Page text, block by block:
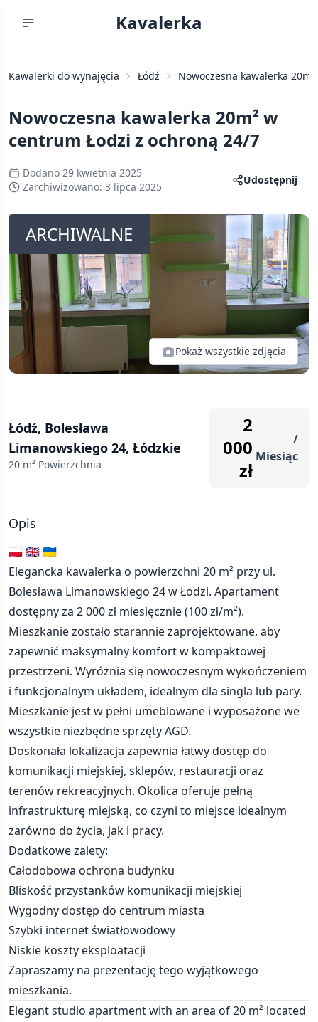
Kavalerka
Kawalerki do wynajęcia Łódź Nowoczesna kawalerka
Nowoczesna kawalerka 20m² w
centrum Łodzi z ochroną 24/7
Dodano 29 kwietnia 2025
Zarchiwizowano: 3 lipca 2025
Udostępnij
ARCHIWALNE
Pokaż wszystkie zdjęcia
Łódź, Bolesława
Limanowskiego 24, Łódzkie
20 m² Powierzchnia
2
000
zł
/
Miesiąc
Opis
🇵🇱 🇬🇧 🇺🇦
Elegancka kawalerka o powierzchni 20 m² przy ul.
Bolesława Limanowskiego 24 w Łodzi. Apartament
dostępny za 2 000 zł miesięcznie (100 zł/m²).
Mieszkanie zostało starannie zaprojektowane, aby
zapewnić maksymalny komfort w kompaktowej
przestrzeni. Wyróżnia się nowoczesnym wykończeniem
i funkcjonalnym układem, idealnym dla singla lub pary.
Mieszkanie jest w pełni umeblowane i wyposażone we
wszystkie niezbędne sprzęty AGD.
Doskonała lokalizacja zapewnia łatwy dostęp do
komunikacji miejskiej, sklepów, restauracji oraz
terenów rekreacyjnych. Okolica oferuje pełną
infrastrukturę miejską, co czyni to miejsce idealnym
zarówno do życia, jak i pracy.
Dodatkowe zalety:
Całodobowa ochrona budynku
Bliskość przystanków komunikacji miejskiej
Wygodny dostęp do centrum miasta
Szybki internet światłowodowy
Niskie koszty eksploatacji
Zapraszamy na prezentację tego wyjątkowego
mieszkania.
Elegant studio apartment with an area of 20 m² located